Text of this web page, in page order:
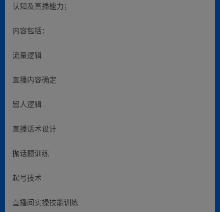
认知及直播能力；
内容包括：
流量逻辑
直播内容确定
留人逻辑
直播话术设计
抛话题训练
起号技术
直播间实操技能训练